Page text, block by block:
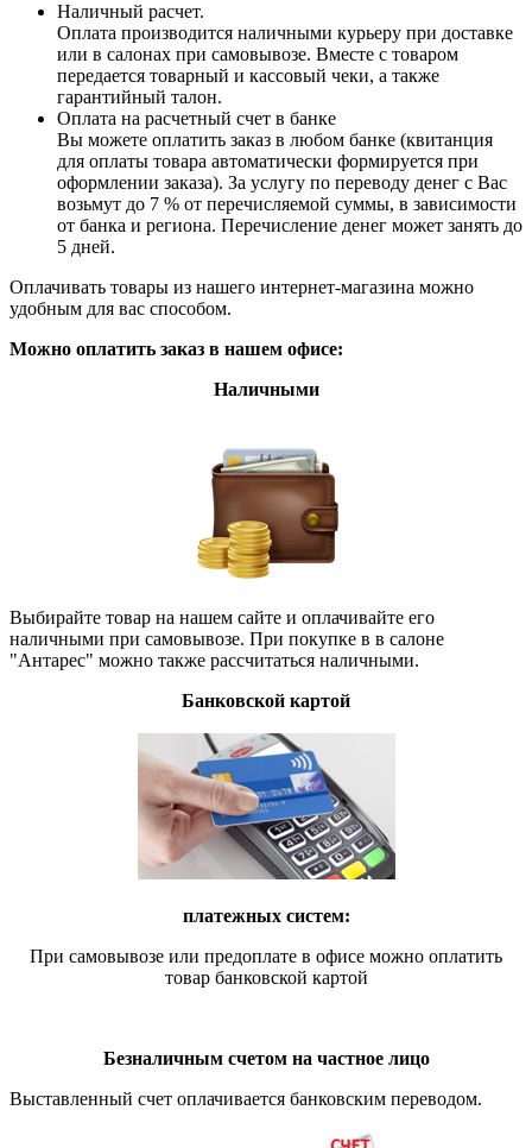
Наличный расчет.
Оплата производится наличными курьеру при доставке
или в салонах при самовывозе. Вместе с товаром
передается товарный и кассовый чеки, а также
гарантийный талон.
Оплата на расчетный счет в банке
Вы можете оплатить заказ в любом банке (квитанция
для оплаты товара автоматически формируется при
оформлении заказа). За услугу по переводу денег с Вас
возьмут до 7 % от перечисляемой суммы, в зависимости
от банка и региона. Перечисление денег может занять до
5 дней.
Оплачивать товары из нашего интернет-магазина можно
удобным для вас способом.
Можно оплатить заказ в нашем офисе:
Наличными
Выбирайте товар на нашем сайте и оплачивайте его
наличными при самовывозе. При покупке в в салоне
"Антарес" можно также рассчитаться наличными.
Банковской картой
платежных систем:
При самовывозе или предоплате в офисе можно оплатить
товар банковской картой
Безналичным счетом на частное лицо
Выставленный счет оплачивается банковским переводом.